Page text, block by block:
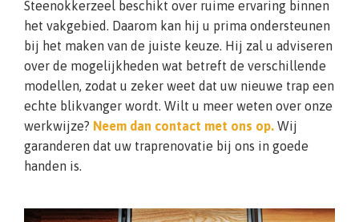
Steenokkerzeel beschikt over ruime ervaring binnen
het vakgebied. Daarom kan hij u prima ondersteunen
bij het maken van de juiste keuze. Hij zal u adviseren
over de mogelijkheden wat betreft de verschillende
modellen, zodat u zeker weet dat uw nieuwe trap een
echte blikvanger wordt. Wilt u meer weten over onze
werkwijze? Neem dan contact met ons op. Wij
garanderen dat uw traprenovatie bij ons in goede
handen is.